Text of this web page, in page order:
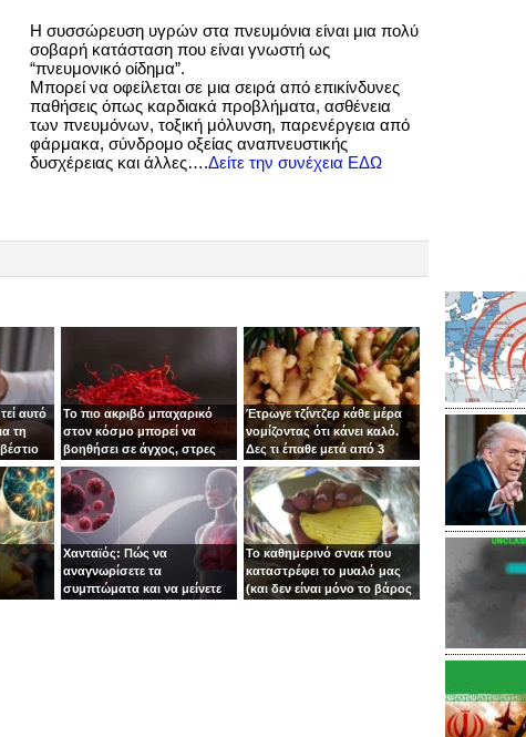
Η συσσώρευση υγρών στα πνευμόνια είναι μια πολύ
σοβαρή κατάσταση που είναι γνωστή ως
“πνευμονικό οίδημα”.
Μπορεί να οφείλεται σε μια σειρά από επικίνδυνες
παθήσεις όπως καρδιακά προβλήματα, ασθένεια
των πνευμόνων, τοξική μόλυνση, παρενέργεια από
φάρμακα, σύνδρομο οξείας αναπνευστικής
δυσχέρειας και άλλες….Δείτε την συνέχεια ΕΔΩ
αυτό
τη
Το πιο ακριβό μπαχαρικό
στον κόσμο μπορεί να
βοηθήσει σε άγχος, στρες
και κατάθλιψη
Έτρωγε τζίντζερ κάθε μέρα
νομίζοντας ότι κάνει καλό.
Δες τι έπαθε μετά από 3
μήνες!
Χανταϊός: Πώς να
αναγνωρίσετε τα
συμπτώματα και να μείνετε
Το καθημερινό σνακ που
καταστρέφει το μυαλό μας
(και δεν είναι μόνο το βάρος